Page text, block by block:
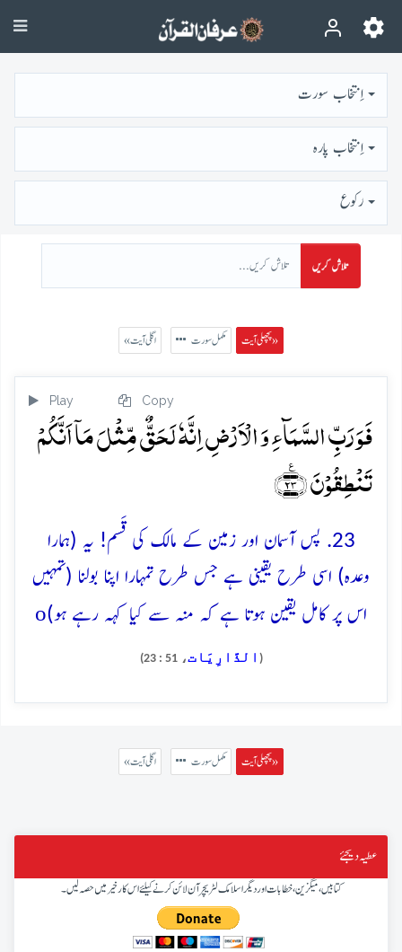
اِنتخاب سورت
اِنتخاب پارہ
رُكوع
تلاش کریں
پچھلی آیت » مکمل سورت « اگلی آیت
Play Copy
فَوَ رَبِّ السَّمَآءِ وَ الۡاَرۡضِ اِنَّہٗ لَحَقٌّ مِّثۡلَ مَاۤ اَنَّکُمۡ
تَنۡطِقُوۡنَ ﴿٪۲۳﴾
23. پس آسمان اور زمین کے مالک کی قَسم! یہ (ہمارا
وعدہ) اسی طرح یقینی ہے جس طرح تمہارا اپنا بولنا (تمہیں
اس پر کامل یقین ہوتا ہے کہ منہ سے کیا کہہ رہے ہو)o
( الذَّارِيَات، 51 : 23)
پچھلی آیت » مکمل سورت « اگلی آیت
عطیہ دیجئے
کتابیں، میگزین، خطابات اور دیگر اسلامک لٹریچر آن لائن کرنے کیلئے اس کار خیر میں حصہ لیں۔